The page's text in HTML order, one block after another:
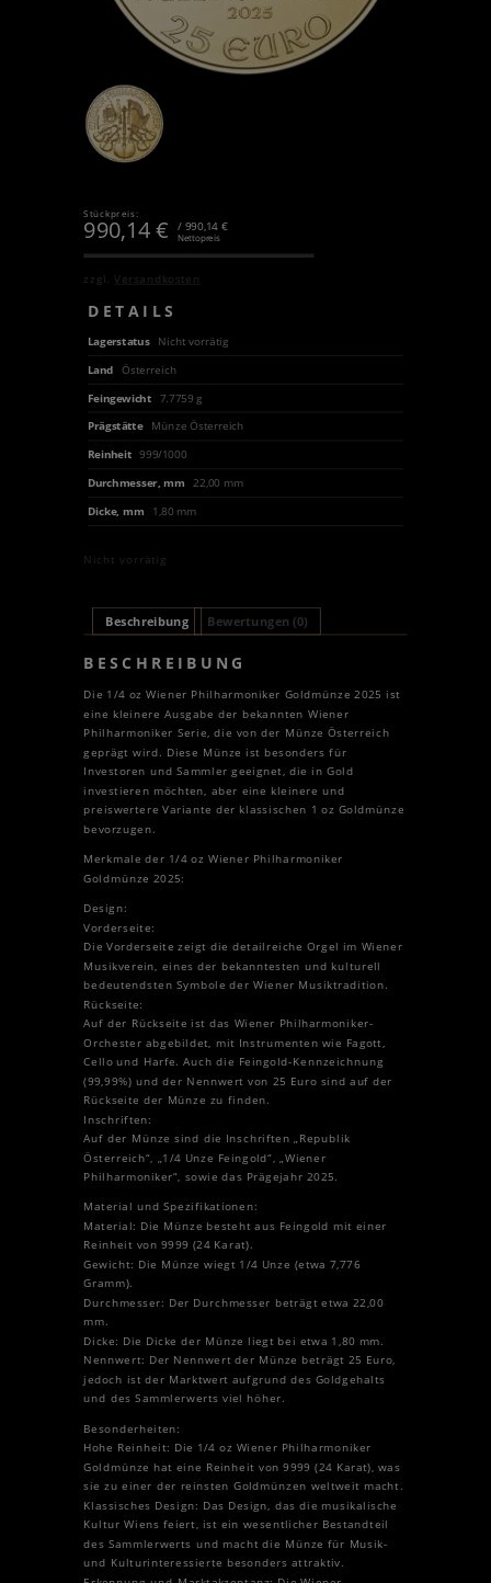
Stückpreis:
990,14€ / 990,14 €
Nettopreis
zzgl.Versandkosten
DETAILS
Lagerstatus Nicht vorrätig
Land
Österreich
Feingewicht
7.7759 g
Prägstätte
Münze Österreich
Reinheit 999/1000
Durchmesser, mm
22,00 mm
Dicke, mm 1,80 mm
Nicht vorrätig
Beschreibung Bewertungen (0)
BESCHREIBUNG
Die 1/4 oz Wiener Philharmoniker Goldmünze 2025 ist
eine kleinere Ausgabe der bekannten Wiener
Philharmoniker Serie, die von der Münze Österreich
geprägt wird. Diese Münze ist besonders für
Investoren und Sammler geeignet, die in Gold
investieren möchten, aber eine kleinere und
preiswertere Variante der klassischen 1 oz Goldmünze
bevorzugen.
Merkmale der 1/4 oz Wiener Philharmoniker
Goldmünze 2025:
Design:
Vorderseite:
Die Vorderseite zeigt die detailreiche Orgel im Wiener
Musikverein, eines der bekanntesten und kulturell
bedeutendsten Symbole der Wiener Musiktradition.
Rückseite:
Auf der Rückseite ist das Wiener Philharmoniker-
Orchester abgebildet, mit Instrumenten wie Fagott,
Cello und Harfe. Auch die Feingold-Kennzeichnung
(99,99%) und der Nennwert von 25 Euro sind auf der
Rückseite der Münze zu finden.
Inschriften:
Auf der Münze sind die Inschriften „Republik
Österreich“, „1/4 Unze Feingold“, „Wiener
Philharmoniker“, sowie das Prägejahr 2025.
Material und Spezifikationen:
Material: Die Münze besteht aus Feingold mit einer
Reinheit von 9999 (24 Karat).
Gewicht: Die Münze wiegt 1/4 Unze (etwa 7,776
Gramm).
Durchmesser: Der Durchmesser beträgt etwa 22,00
mm.
Dicke: Die Dicke der Münze liegt bei etwa 1,80 mm.
Nennwert: Der Nennwert der Münze beträgt 25 Euro,
jedoch ist der Marktwert aufgrund des Goldgehalts
und des Sammlerwerts viel höher.
Besonderheiten:
Hohe Reinheit: Die 1/4 oz Wiener Philharmoniker
Goldmünze hat eine Reinheit von 9999 (24 Karat), was
sie zu einer der reinsten Goldmünzen weltweit macht.
Klassisches Design: Das Design, das die musikalische
Kultur Wiens feiert, ist ein wesentlicher Bestandteil
des Sammlerwerts und macht die Münze für Musik-
und Kulturinteressierte besonders attraktiv.